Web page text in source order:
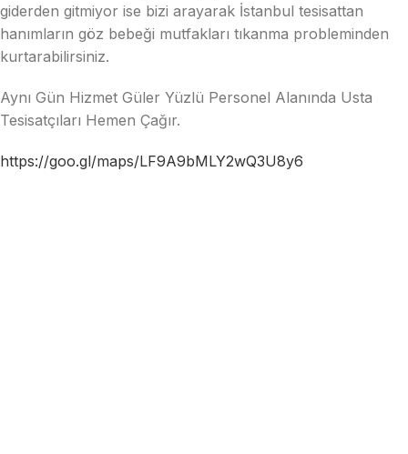
giderden gitmiyor ise bizi arayarak İstanbul tesisattan
hanımların göz bebeği mutfakları tıkanma probleminden
kurtarabilirsiniz.
Aynı Gün Hizmet Güler Yüzlü Personel Alanında Usta
Tesisatçıları Hemen Çağır.
https://goo.gl/maps/LF9A9bMLY2wQ3U8y6